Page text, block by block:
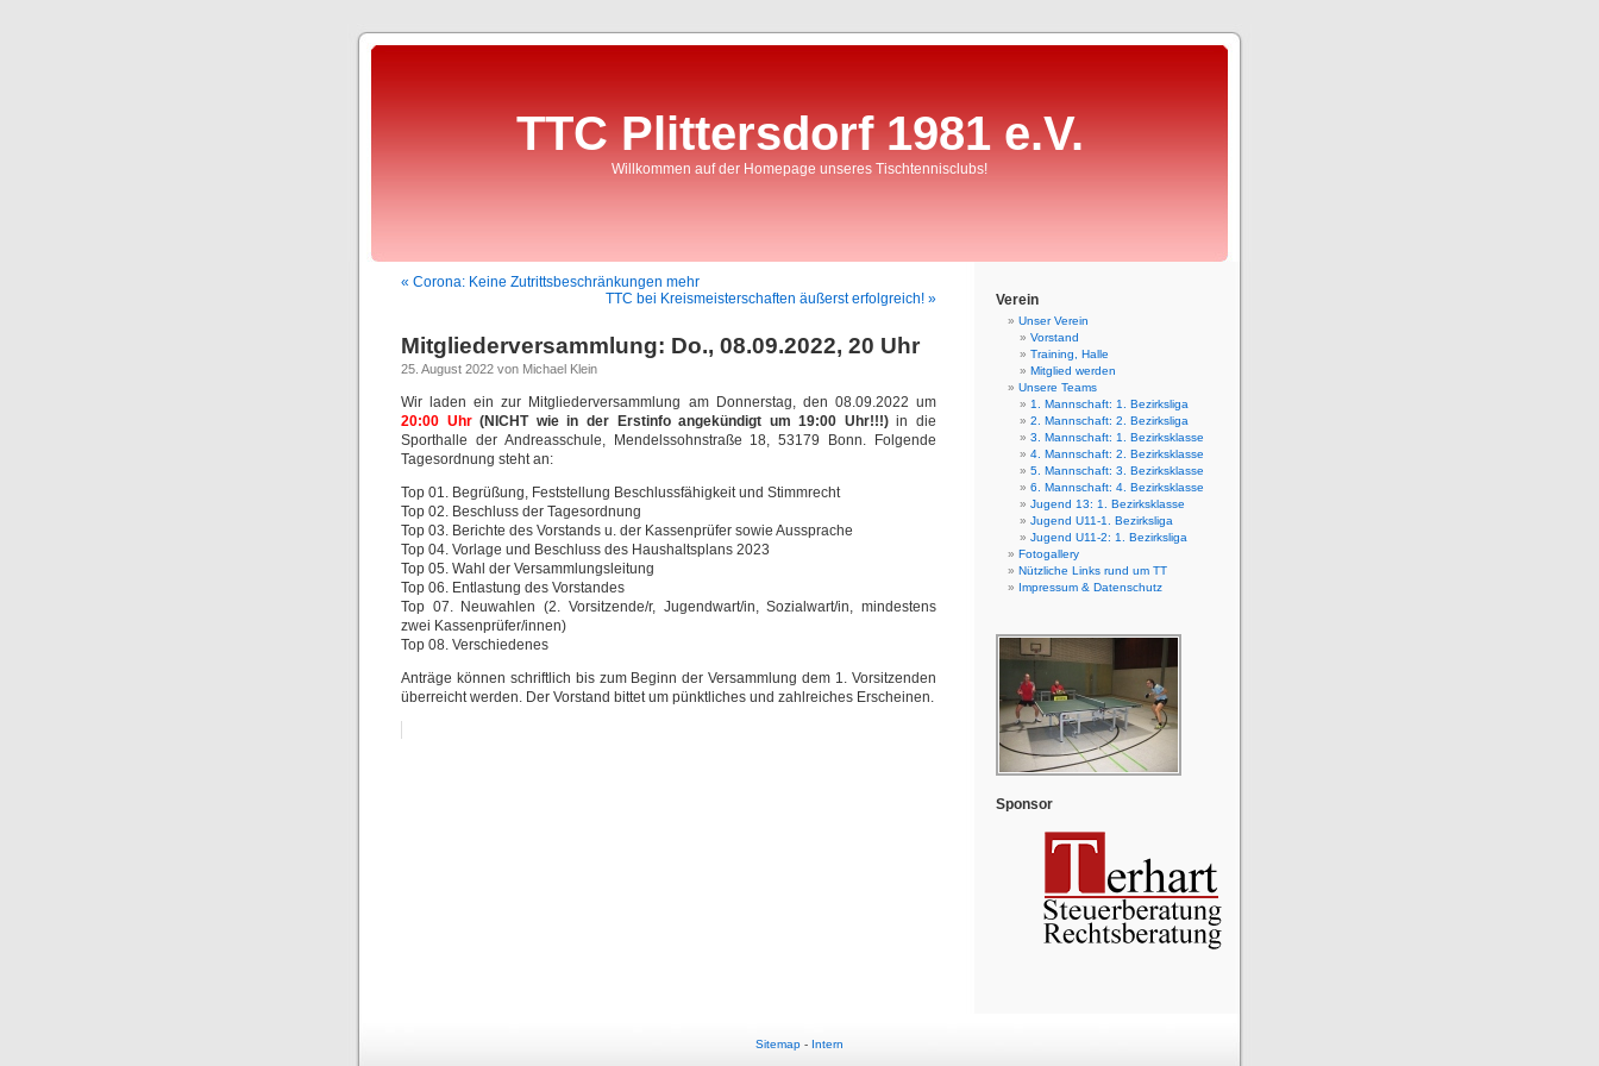
TTC Plittersdorf 1981 e.V.
Willkommen auf der Homepage unseres Tischtennisclubs!
« Corona: Keine Zutrittsbeschränkungen mehr
TTC bei Kreismeisterschaften äußerst erfolgreich! »
Mitgliederversammlung: Do., 08.09.2022, 20 Uhr
25. August 2022 von Michael Klein
Wir laden ein zur Mitgliederversammlung am Donnerstag, den 08.09.2022 um
20:00 Uhr(NICHT wie in der Erstinfo angekündigt um 19:00 Uhr!!!)in die
Sporthalle der Andreasschule, Mendelssohnstraße 18, 53179 Bonn. Folgende
Tagesordnung steht an:
Top 01. Begrüßung, Feststellung Beschlussfähigkeit und Stimmrecht
Top 02. Beschluss der Tagesordnung
Top 03. Berichte des Vorstands u. der Kassenprüfer sowie Aussprache
Top 04. Vorlage und Beschluss des Haushaltsplans 2023
Top 05. Wahl der Versammlungsleitung
Top 06. Entlastung des Vorstandes
Top 07. Neuwahlen (2. Vorsitzende/r, Jugendwart/in, Sozialwart/in, mindestens
zwei Kassenprüfer/innen)
Top 08. Verschiedenes
Anträge können schriftlich bis zum Beginn der Versammlung dem 1. Vorsitzenden
überreicht werden. Der Vorstand bittet um pünktliches und zahlreiches Erscheinen.
Verein
Unser Verein
Vorstand
Training, Halle
Mitglied werden
Unsere Teams
1. Mannschaft: 1. Bezirksliga
2. Mannschaft: 2. Bezirksliga
3. Mannschaft: 1. Bezirksklasse
4. Mannschaft: 2. Bezirksklasse
5. Mannschaft: 3. Bezirksklasse
6. Mannschaft: 4. Bezirksklasse
Jugend 13: 1. Bezirksklasse
Jugend U11-1. Bezirksliga
Jugend U11-2: 1. Bezirksliga
Fotogallery
Nützliche Links rund um TT
Impressum & Datenschutz
Sponsor
Sitemap - Intern